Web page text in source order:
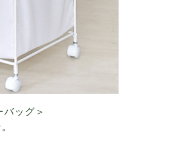
ッグ＞